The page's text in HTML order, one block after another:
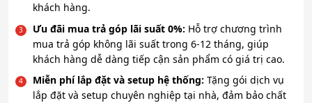
khách hàng.
Ưu đãi mua trả góp lãi suất 0%: Hỗ trợ chương trình
mua trả góp không lãi suất trong 6-12 tháng, giúp
khách hàng dễ dàng tiếp cận sản phẩm có giá trị cao.
Miễn phí lắp đặt và setup hệ thống: Tặng gói dịch vụ
lắp đặt và setup chuyên nghiệp tại nhà, đảm bảo chất